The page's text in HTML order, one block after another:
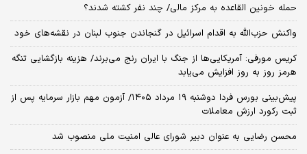
حمله خونین القاعده به مرکز مالی/ چند نفر کشته شدند؟
واکنش حزب‌الله به اقدام اسرائیل در گنجاندن جنوب لبنان در نقشه‌های خود
کریس مورفی: آمریکایی‌ها از جنگ با ایران رنج می‌برند/ هزینه بازگشایی تنگه
هرمز روز به روز افزایش می‌یابد
​پیش‌بینی بورس فردا دوشنبه ۱۹ مرداد ۱۴۰۵/ آزمون مهم بازار سرمایه پس از
ثبت رکورد ارزش معاملات
محسن رضایی به عنوان دبیر شورای عالی امنیت ملی منصوب شد